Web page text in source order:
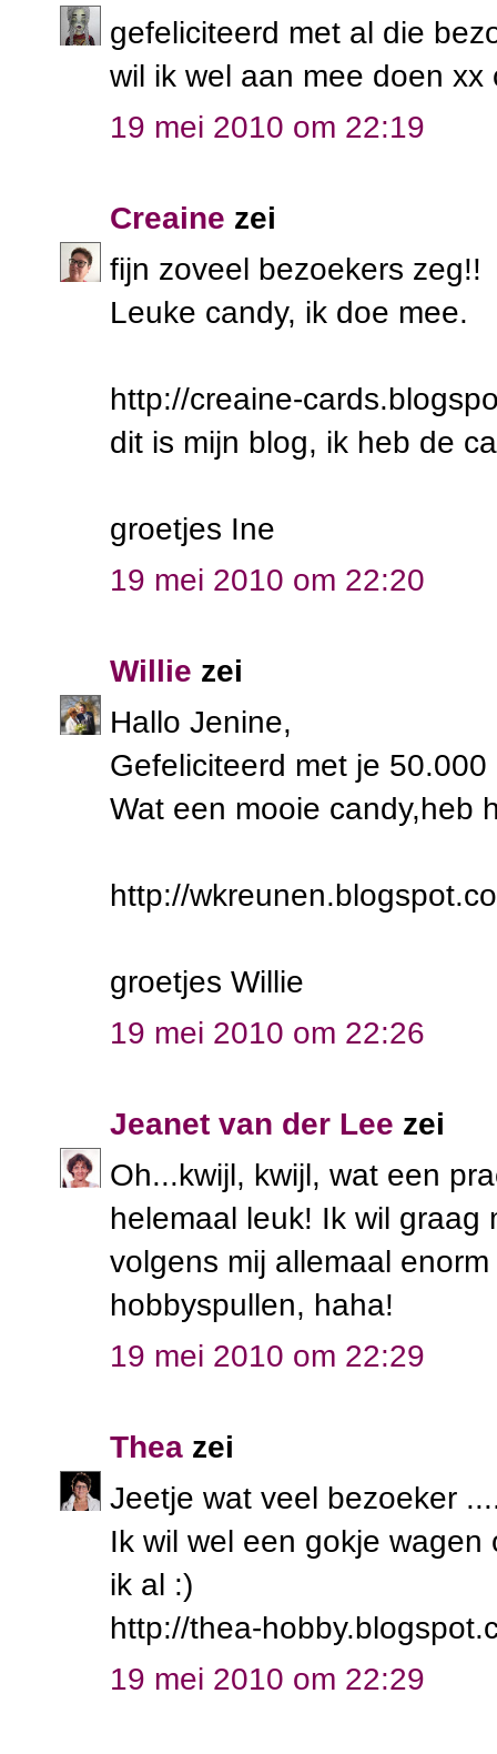
gefeliciteerd met al die
wil ik wel aan mee doen xx
19 mei 2010 om 22:19
Creaine zei
fijn zoveel bezoekers zeg!!
Leuke candy, ik doe mee.
http://creaine-
dit is mijn blog, ik heb de
groetjes Ine
19 mei 2010 om 22:20
Willie zei
Hallo Jenine,
Gefeliciteerd met je
Wat een mooie candy,heb
http://
groetjes Willie
19 mei 2010 om 22:26
Jeanet van der Lee zei
Oh...kwijl, kwijl, wat een
helemaal leuk! Ik wil
volgens mij allemaal
hobbyspullen, haha!
19 mei 2010 om 22:29
Thea zei
Jeetje wat veel bezoeker
Ik wil wel een gokje
ik al :)
http://thea-
19 mei 2010 om 22:29